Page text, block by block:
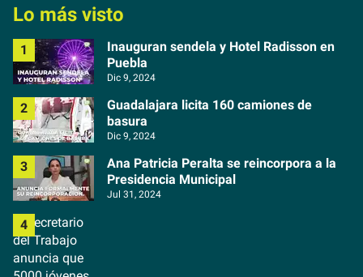
Lo más visto
Inauguran sendela y Hotel Radisson en
Puebla
Dic 9, 2024
Guadalajara licita 160 camiones de
basura
Dic 9, 2024
Ana Patricia Peralta se reincorpora a la
Presidencia Municipal
Jul 31, 2024